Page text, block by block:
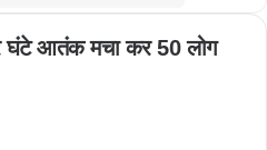
घंटे आतंक मचा कर 50 लोग